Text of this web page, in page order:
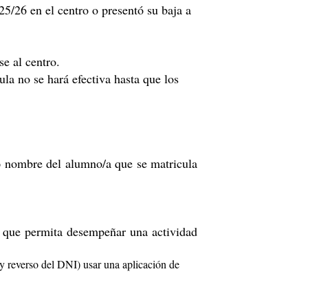
26 en el centro o presentó su baja a
al centro.
no se hará efectiva hasta que los
del alumno/a que se matricula
permita desempeñar una actividad
reverso del DNI) usar una aplicación de